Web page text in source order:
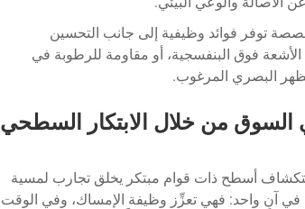
توفر فوائد وظيفية إلى جانب التحسين
فوق البنفسجية، أو مقاومة للرطوبة في
البصري المرغوب.
السوق من خلال الابتكار السطحي
أسطح ذات قوام مبتكر يخلق تجارب لمسية
في آنٍ واحد: فهي تعزِّز وظيفة الإمساك، وفي الوقت